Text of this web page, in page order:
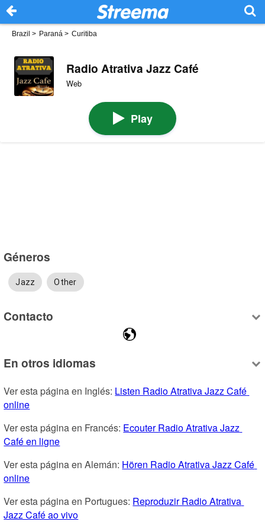
Brazil > Paraná > Curitiba
Radio Atrativa Jazz Café
Web
Play
Géneros
Jazz Other
Contacto
En otros idiomas
Ver esta página en Inglés: Listen Radio Atrativa Jazz Café
online
Ver esta página en Francés: Ecouter Radio Atrativa Jazz
Café en ligne
Ver esta página en Alemán: Hören Radio Atrativa Jazz Café
online
Ver esta página en Portugues: Reproduzir Radio Atrativa
Jazz Café ao vivo